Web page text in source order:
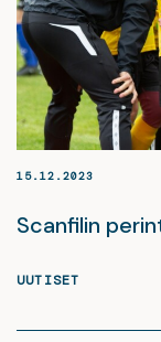
15.12.2023
Scanfilin
UUTISET